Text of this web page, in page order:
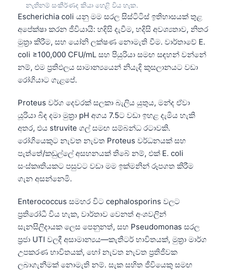
නැතිනම් සංකීර්ණද කියා හෙළි විය හැක.
Escherichia coli යනු මම සරල සිස්ටිටිස් ඉතිහාසයක් තුළ
අපේක්ෂා කරන ජීවියායි: හදිසි දැවීම, හදිසි අවශ්‍යතාව, නිතර
මුත්‍රා කිරීම, සහ යෝනි ලක්ෂණ නොමැති වීම. වාර්තාවේ E.
coli ≥100,000 CFU/mL සහ පියුරියා සමඟ සඳහන් වන්නේ
නම්, එම ප්‍රතිඵලය සාමාන්‍යයෙන් නියැදි කුසලානයට වඩා
රෝගියාට ගැළපේ.
Proteus වර්ග දෙවරක් සලකා බැලිය යුතුය, මන්ද ඒවා
යූරියා බිඳ දමා මුත්‍රා pH අගය 7.5ට වඩා ඉහළ දැමිය හැකි
අතර, එය struvite ගල් සමඟ සම්බන්ධ රටාවකි.
රෝගියෙකුට නැවත නැවත Proteus වර්ධනයක් සහ
පැත්තේ/කඩුල්ලේ අසහනයක් තිබේ නම්, එක් E. coli
සංස්කෘතියකට පසුවට වඩා මම ඉක්මනින් රූපගත කිරීම
ගැන අසන්නෙමි.
Enterococcus සමහර විට cephalosporins වලට
ප්‍රතිරෝධී විය හැක, වාර්තාව වෙනත් අංශවලින්
සැනසිලිදායක ලෙස පෙනුනත්, සහ Pseudomonas සරල
ප්‍රජා UTI වලදී අසාමාන්‍යය—කැතීටර් භාවිතයක්, මුත්‍රා මාර්ග
උපකරණ භාවිතයක්, හෝ නැවත නැවත ප්‍රතිජීවක
ලබාගැනීමක් නොමැති නම්. සැක සහිත ජීවියෙකු සමඟ